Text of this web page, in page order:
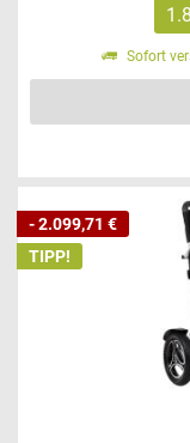
langlebige
leistungsstarken,
selbstverständlich
bequem einen
sowie Sitzfläche
Ein weiterer
20 km
PREMIOMOBIL
und kann kleine
einfachen
Sofort
- 2.099,71 €
TIPP!